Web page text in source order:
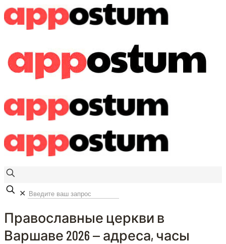
✕
Православные церкви в
Варшаве 2026 — адреса, часы